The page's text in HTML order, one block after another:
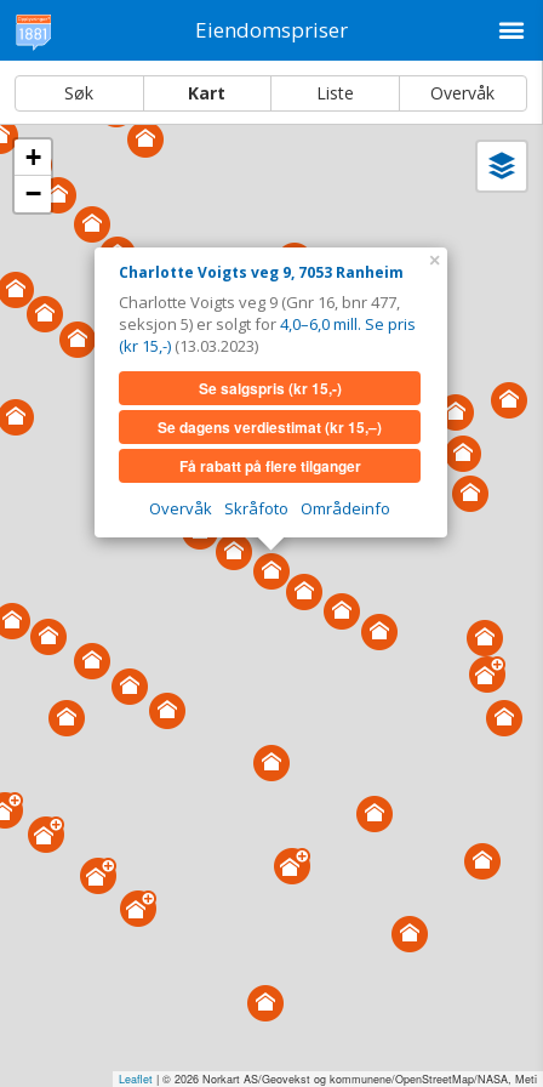
Eiendomspriser
Søk Kart Liste Overvåk
Charlotte Voigts veg 9, 7053 Ranheim
Tinglyst
13.03.2023
Solgt for
4,0–6,0 mill. Se pris (kr 15,-)
Type
Bolig. Gnr 16 - Bnr 477 - seksjon 5
Se salgspris(kr 15,-)
Se dagens verdiestimat(kr 15,–)
Få rabatt på flere tilganger
Overvåk område Vis i kart
Vis radon, kvikkleire, årlige trafikkdøgn eller flomfare i
kart
Overvåk og varsle om nye salg i området
Dato solgt er tinglyst dato. 1881 publiserer fortløpende mottatte data etter
endringer i offentlige registre.
Hva er salgspris og verdiestimat?
Om eiendomspriser
Nettstedskart
i
Charlotte Voigts veg 9, 7053 Ranheim
Charlotte Voigts veg 9 (Gnr 16, bnr 477,
seksjon 5) er solgt for4,0–6,0 mill. Se pris
(kr 15,-) (13.03.2023)
Se salgspris(kr 15,-)
Se dagens verdiestimat(kr 15,–)
Få rabatt på flere tilganger
Overvåk
Skråfoto Områdeinfo
×
+
−
Leaflet | © 2026 Norkart AS/Geovekst og kommunene/OpenStreetMap/NASA, Meti